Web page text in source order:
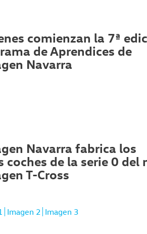
comienzan la 7ª
de Aprendices de
Navarra
Navarra fabrica los
coches de la serie 0 del
T-Cross
Imagen 2 Imagen 3